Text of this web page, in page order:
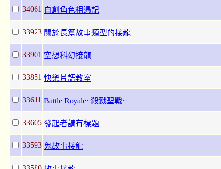
34061 自創角色相遇記
33923 關於長篇故事類型的接龍
33901 空想科幻接龍
33851 快樂片語教室
33611 Battle Royale~殺戮聖戰~
33605 發起者請有標題
33593 鬼故事接龍